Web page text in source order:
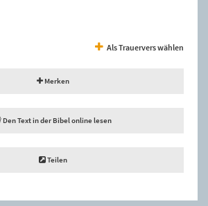
Als Trauervers wählen
Merken
Den Text in der Bibel online lesen
Teilen